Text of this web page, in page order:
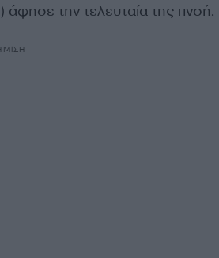
την τελευταία της πνοή.